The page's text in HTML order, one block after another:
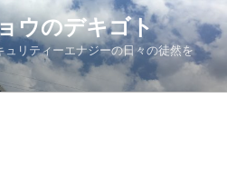
ウのデキゴト
リティーエナジーの日々の徒然を